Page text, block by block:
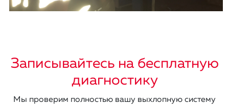
Записывайтесь на бесплатную
диагностику
Мы проверим полностью вашу выхлопную систему